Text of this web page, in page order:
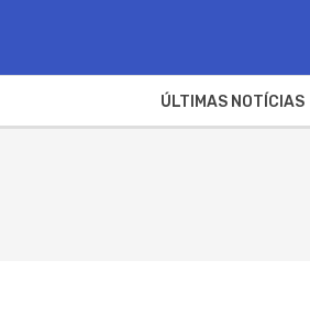
ÚLTIMAS NOTÍCIAS